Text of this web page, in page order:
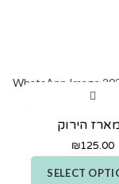
הירוק
₪125.00
SELECT